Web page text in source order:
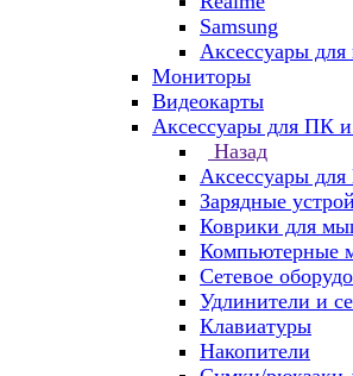
Samsung
Аксессуары
Мониторы
Видеокарты
Аксессуары для ПК
Назад
Аксессуары
Зарядные
Коврики для
Компьютерные
Сетевое
Удлинители и
Клавиатуры
Накопители